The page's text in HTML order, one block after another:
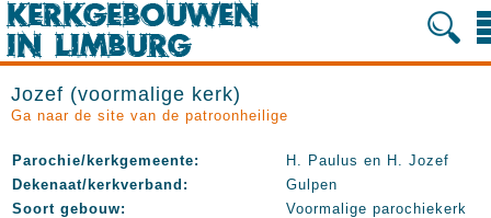
Jozef (voormalige kerk)
Ga naar de site van de patroonheilige
Parochie/kerkgemeente:
H. Paulus en H. Jozef
Dekenaat/kerkverband:
Gulpen
Soort gebouw:
Voormalige parochiekerk